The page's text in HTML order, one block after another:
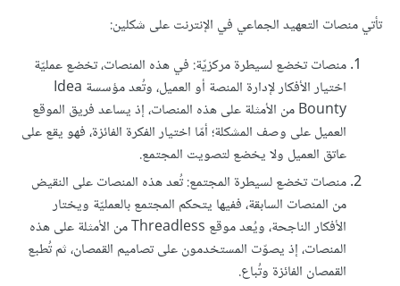
تأتي منصات التعهيد الجماعي في الإنترنت على شكلين:
منصات تخضع لسيطرة مركزيّة: في هذه المنصات، تخضع عمليّة
اختيار الأفكار لإدارة المنصة أو العميل، وتُعد مؤسسة Idea
Bounty من الأمثلة على هذه المنصات، إذ يساعد فريق الموقع
العميل على وصف المشكلة؛ أمّا اختيار الفكرة الفائزة، فهو يقع على
عاتق العميل ولا يخضع لتصويت المجتمع.
منصات تخضع لسيطرة المجتمع: تُعد هذه المنصات على النقيض
من المنصات السابقة، ففيها يتحكم المجتمع بالعمليّة ويختار
الأفكار الناجحة، ويُعد موقع Threadless من الأمثلة على هذه
المنصات، إذ يصوّت المستخدمون على تصاميم القمصان، ثم تُطبع
القمصان الفائزة وتُباع.